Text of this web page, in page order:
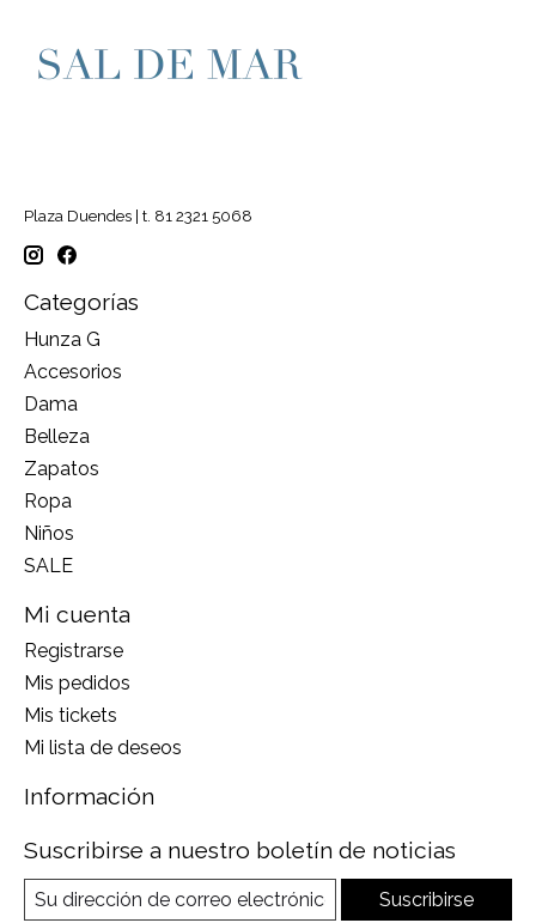
Plaza Duendes | t. 81 2321 5068
Categorías
Hunza G
Accesorios
Dama
Belleza
Zapatos
Ropa
Niños
SALE
Mi cuenta
Registrarse
Mis pedidos
Mis tickets
Mi lista de deseos
Información
Suscribirse a nuestro boletín de noticias
Suscribirse